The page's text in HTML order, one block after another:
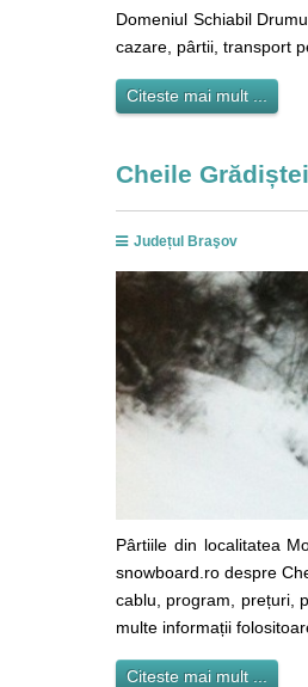
Domeniul Schiabil
cazare, pârtii, transport
Citeste mai mult ...
Cheile Grădiștei
Județul Braşov
Pârtiile din localitatea
snowboard.ro despre
cablu, program, prețuri,
multe informații
Citeste mai mult ...